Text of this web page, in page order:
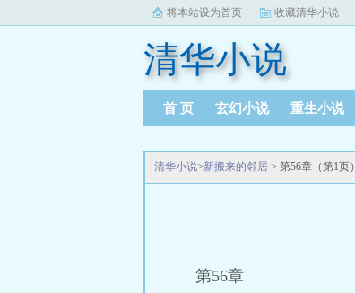
将本站设为首页 收藏清华小说
清华小说
首 页 玄幻小说 重生小说
清华小说>新搬来的邻居 > 第56章（第1页）
第56章